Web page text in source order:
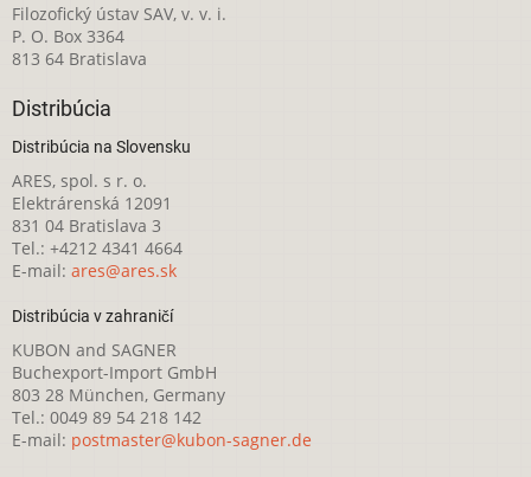
Filozofický ústav SAV, v. v. i.
P. O. Box 3364
813 64 Bratislava
Distribúcia
Distribúcia na Slovensku
ARES, spol. s r. o.
Elektrárenská 12091
831 04 Bratislava 3
Tel.: +4212 4341 4664
E-mail: ares@ares.sk
Distribúcia v zahraničí
KUBON and SAGNER
Buchexport-Import GmbH
803 28 München, Germany
Tel.: 0049 89 54 218 142
E-mail: postmaster@kubon-sagner.de